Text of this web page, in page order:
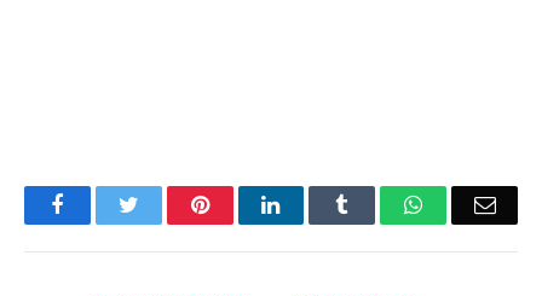
FacebookTwitter PinterestLinkedIn Tumblr WhatsApp